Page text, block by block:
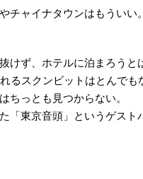
チャイナタウンはもういい。
けず、ホテルに泊まろうと
るスクンビットはとんでも
ちっとも見つからない。
「東京音頭」というゲスト